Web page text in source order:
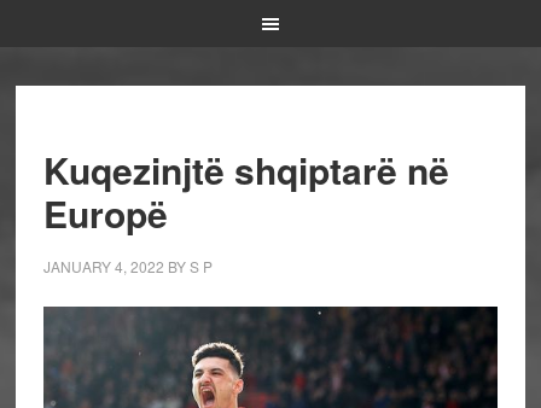
Kuqezinjtë shqiptarë në
Europë
JANUARY 4, 2022 BYS P